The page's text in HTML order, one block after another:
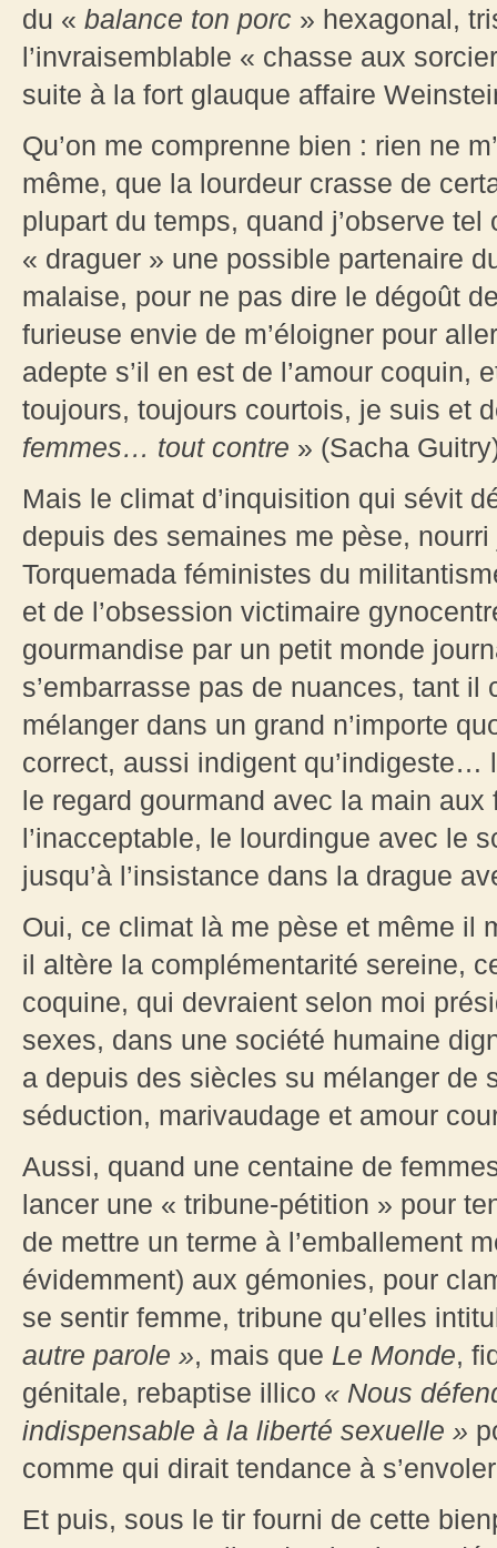
du « balance ton porc » hexagonal,
l’invraisemblable « chasse aux
suite à la fort glauque affaire
Qu’on me comprenne bien : rien ne
même, que la lourdeur crasse de
plupart du temps, quand j’observe
« draguer » une possible partenaire
malaise, pour ne pas dire le dégoût
furieuse envie de m’éloigner pour
adepte s’il en est de l’amour coquin,
toujours, toujours courtois, je suis et
femmes… tout contre » (Sacha
Mais le climat d’inquisition qui sévit
depuis des semaines me pèse,
Torquemada féministes du
et de l’obsession victimaire
gourmandise par un petit monde
s’embarrasse pas de nuances, tant
mélanger dans un grand n’importe
correct, aussi indigent
le regard gourmand avec la main aux
l’inacceptable, le lourdingue avec le
jusqu’à l’insistance dans la drague
Oui, ce climat là me pèse et même il
il altère la complémentarité sereine,
coquine, qui devraient selon moi
sexes, dans une société humaine
a depuis des siècles su mélanger de
séduction, marivaudage et amour
Aussi, quand une centaine de
lancer une « tribune-pétition » pour
de mettre un terme à l’emballement
évidemment) aux gémonies, pour
se sentir femme, tribune qu’elles
autre parole », mais que Le Monde,
génitale, rebaptise illico « Nous
indispensable à la liberté sexuelle »
comme qui dirait tendance à
Et puis, sous le tir fourni de cette